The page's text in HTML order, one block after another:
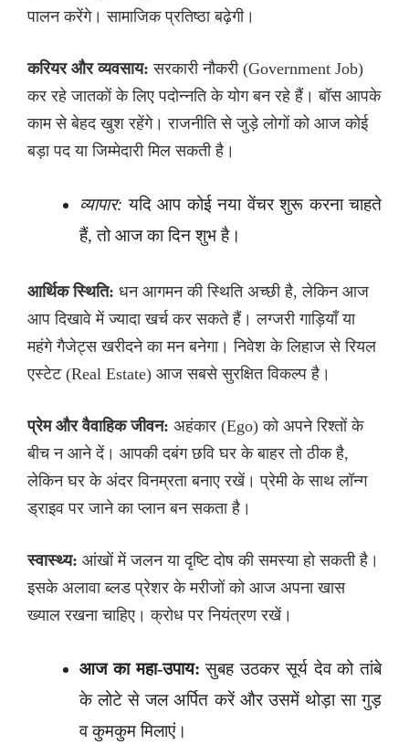
पालन करेंगे। सामाजिक प्रतिष्ठा बढ़ेगी।
करियर और व्यवसाय: सरकारी नौकरी (Government Job)
कर रहे जातकों के लिए पदोन्नति के योग बन रहे हैं। बॉस आपके
काम से बेहद खुश रहेंगे। राजनीति से जुड़े लोगों को आज कोई
बड़ा पद या जिम्मेदारी मिल सकती है।
व्यापार: यदि आप कोई नया वेंचर शुरू करना चाहते
हैं, तो आज का दिन शुभ है।
आर्थिक स्थिति: धन आगमन की स्थिति अच्छी है, लेकिन आज
आप दिखावे में ज्यादा खर्च कर सकते हैं। लग्जरी गाड़ियाँ या
महंगे गैजेट्स खरीदने का मन बनेगा। निवेश के लिहाज से रियल
एस्टेट (Real Estate) आज सबसे सुरक्षित विकल्प है।
प्रेम और वैवाहिक जीवन: अहंकार (Ego) को अपने रिश्तों के
बीच न आने दें। आपकी दबंग छवि घर के बाहर तो ठीक है,
लेकिन घर के अंदर विनम्रता बनाए रखें। प्रेमी के साथ लॉन्ग
ड्राइव पर जाने का प्लान बन सकता है।
स्वास्थ्य: आंखों में जलन या दृष्टि दोष की समस्या हो सकती है।
इसके अलावा ब्लड प्रेशर के मरीजों को आज अपना खास
ख्याल रखना चाहिए। क्रोध पर नियंत्रण रखें।
आज का महा-उपाय: सुबह उठकर सूर्य देव को तांबे
के लोटे से जल अर्पित करें और उसमें थोड़ा सा गुड़
व कुमकुम मिलाएं।